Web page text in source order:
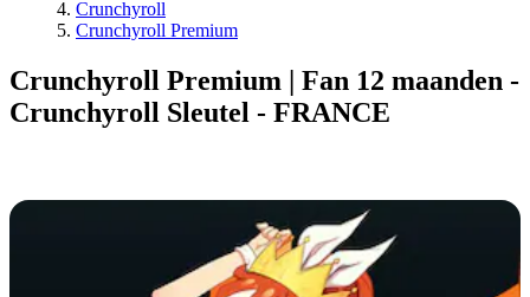
Crunchyroll
Crunchyroll Premium
Crunchyroll Premium | Fan 12 maanden -
Crunchyroll Sleutel - FRANCE